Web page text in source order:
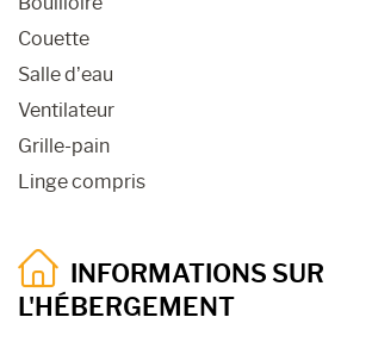
Couette
Salle d’eau
Ventilateur
Grille-pain
Linge compris
INFORMATIONS SUR
L'HÉBERGEMENT